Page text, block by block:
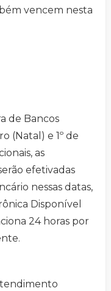
vencem nesta
de Bancos
(Natal) e 1º de
as
efetivadas
nessas datas,
Disponível
24 horas por